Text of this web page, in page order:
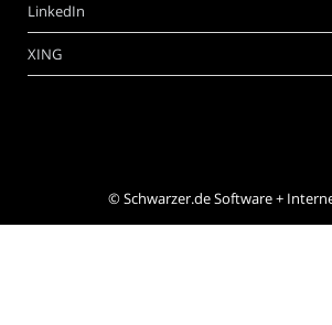
LinkedIn
XING
©Schwarzer.de Software +